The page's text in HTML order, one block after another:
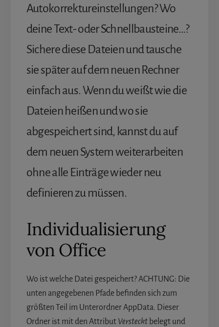
Autokorrektureinstellungen? Wo
deine Text- oder Schnellbausteine…?
Sichere diese Dateien und tausche
sie später auf dem neuen Rechner
einfach aus. Wenn du weißt wie die
Dateien heißen und wo sie
abgespeichert sind, kannst du auf
dem neuen System weiterarbeiten
ohne alle Einträge wieder neu
definieren zu müssen.
Individualisierung
von Office
Wo ist welche Datei gespeichert? ACHTUNG: Die
unten angegebenen Pfade befinden sich zum
größten Teil im Unterordner AppData. Dieser
Ordner ist mit den Attribut Versteckt belegt und